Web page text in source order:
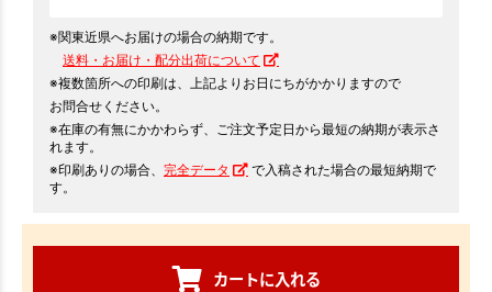
※関東近県へお届けの場合の納期です。
送料・お届け・配分出荷について
※複数箇所への印刷は、上記よりお日にちがかかりますので
お問合せください。
※在庫の有無にかかわらず、ご注文予定日から最短の納期が表示さ
れます。
※印刷ありの場合、 完全データ
で入稿された場合の最短納期で
す。
カートに入れる